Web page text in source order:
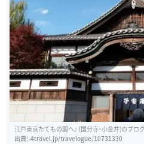
江戸東京たてもの園へ』 [国分寺・小金井]のブロ
出典： 4travel.jp/travelogue/10731330